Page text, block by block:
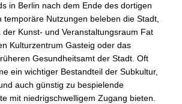
in Berlin nach dem Ende des dortigen
temporäre Nutzungen beleben die Stadt,
der Kunst- und Veranstaltungsraum Fat
Kulturzentrum Gasteig oder das
Gesundheitsamt der Stadt. Oft
ein wichtiger Bestandteil der Subkultur,
auch günstig zu bespielende
mit niedrigschwelligem Zugang bieten.